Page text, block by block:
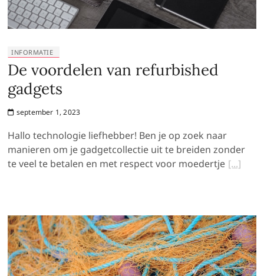
INFORMATIE
De voordelen van refurbished
gadgets
september 1, 2023
Hallo technologie liefhebber! Ben je op zoek naar
manieren om je gadgetcollectie uit te breiden zonder
te veel te betalen en met respect voor moedertje